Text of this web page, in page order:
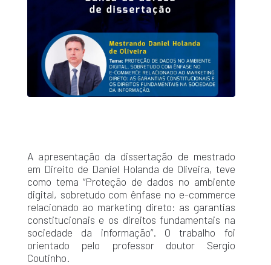
A apresentação da dissertação de mestrado
em Direito de Daniel Holanda de Oliveira, teve
como tema “Proteção de dados no ambiente
digital, sobretudo com ênfase no e-commerce
relacionado ao marketing direto: as garantias
constitucionais e os direitos fundamentais na
sociedade da informação”. O trabalho foi
orientado pelo professor doutor Sergio
Coutinho.